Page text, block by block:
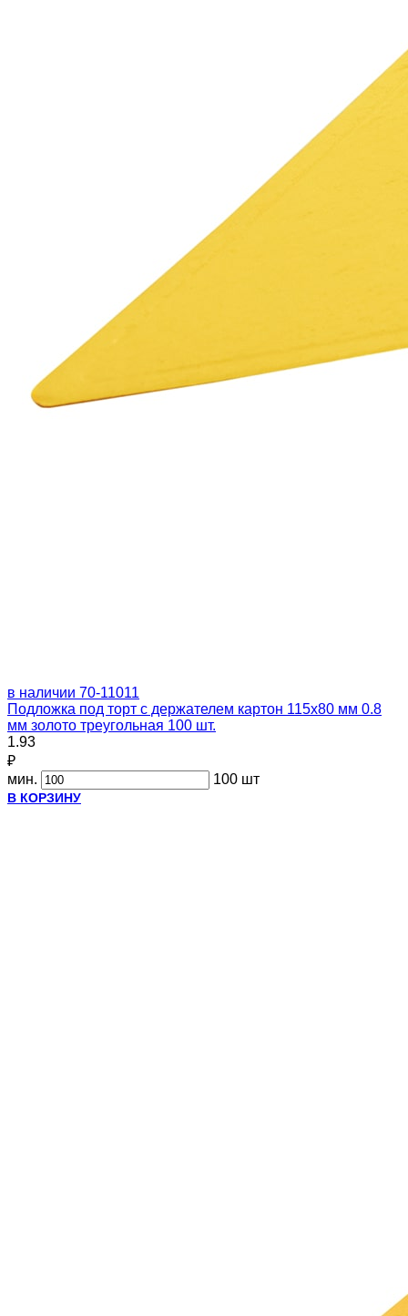
в наличии 70-11011
Подложка под торт с держателем картон 115х80 мм 0.8
мм золото треугольная 100 шт.
1.93
₽
мин.
100 шт
В КОРЗИНУ